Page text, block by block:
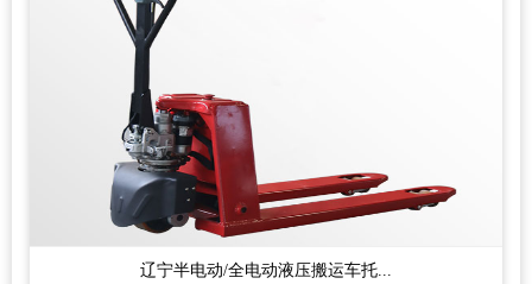
辽宁半电动/全电动液压搬运车托...